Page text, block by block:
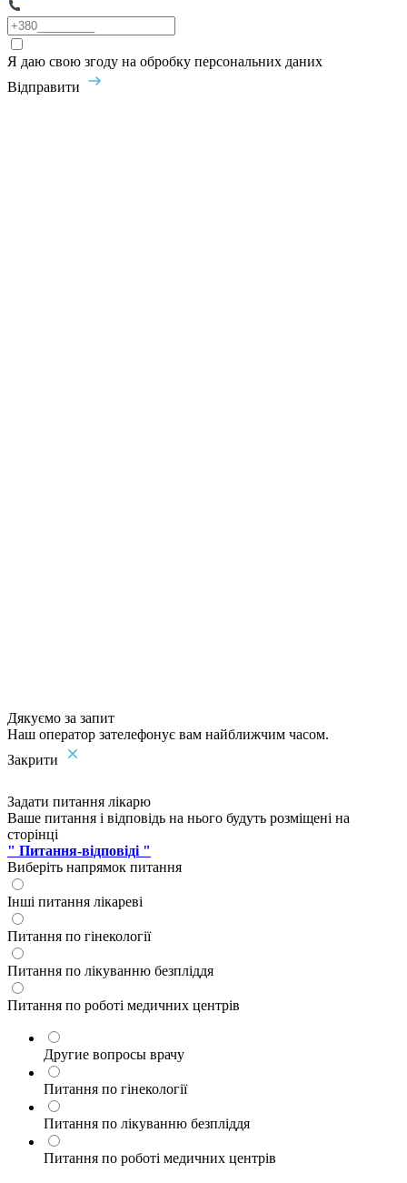
Я даю свою згоду на обробку персональних даних
Відправити
Дякуємо за запит
Наш оператор зателефонує вам найближчим часом.
Закрити
Задати питання лікарю
Ваше питання і відповідь на нього будуть розміщені на
сторінці
" Питання-відповіді "
Виберіть напрямок питання
Інші питання лікареві
Питання по гінекології
Питання по лікуванню безпліддя
Питання по роботі медичних центрів
Другие вопросы врачу
Питання по гінекології
Питання по лікуванню безпліддя
Питання по роботі медичних центрів